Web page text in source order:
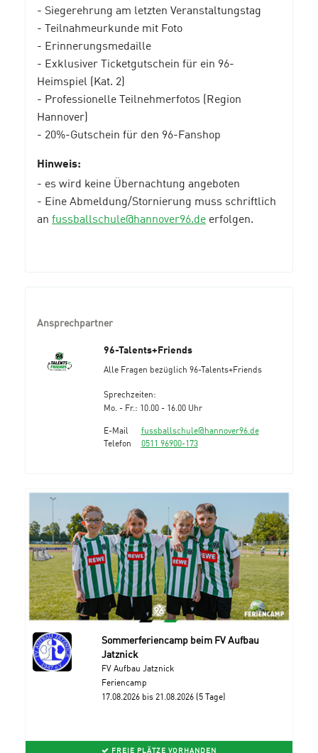
- Siegerehrung am letzten Veranstaltungstag
- Teilnahmeurkunde mit Foto
- Erinnerungsmedaille
- Exklusiver Ticketgutschein für ein 96-
Heimspiel (Kat. 2)
- Professionelle Teilnehmerfotos (Region
Hannover)
- 20%-Gutschein für den 96-Fanshop
Hinweis:
- es wird keine Übernachtung angeboten
- Eine Abmeldung/Stornierung muss schriftlich
an fussballschule@hannover96.de erfolgen.
Ansprechpartner
96-Talents+Friends
Alle Fragen bezüglich 96-Talents+Friends
Sprechzeiten:
Mo. - Fr.: 10.00 - 16.00 Uhr
E-Mail
fussballschule@hannover96.de
Telefon
0511 96900-173
Sommerferiencamp beim FV Aufbau
Jatznick
FV Aufbau Jatznick
Feriencamp
17.08.2026 bis 21.08.2026 (5 Tage)
FREIE PLÄTZE VORHANDEN